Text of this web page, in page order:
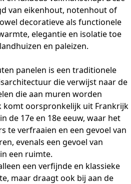
van eikenhout, notenhout of
decoratieve als functionele
elegantie en isolatie toe
en paleizen.
panelen is een traditionele
die verwijst naar de
die aan muren worden
komt oorspronkelijk uit Frankrijk
de 17e en 18e eeuw, waar het
te verfraaien en een gevoel van
evenals een gevoel van
een ruimte.
een verfijnde en klassieke
maar draagt ook bij aan de